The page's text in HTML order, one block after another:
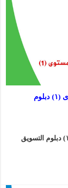
مذكرة وملخصات الرياضيات التحضيرية المستوى (١) دبلوم
مذكرة وملخصات الرياضيات التحضيرية المستوى (١) دبلوم التسويق